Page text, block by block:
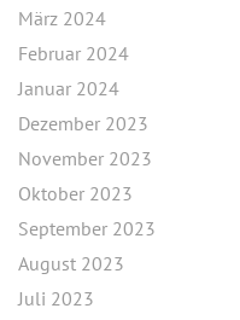
März 2024
Februar 2024
Januar 2024
Dezember 2023
November 2023
Oktober 2023
September 2023
August 2023
Juli 2023